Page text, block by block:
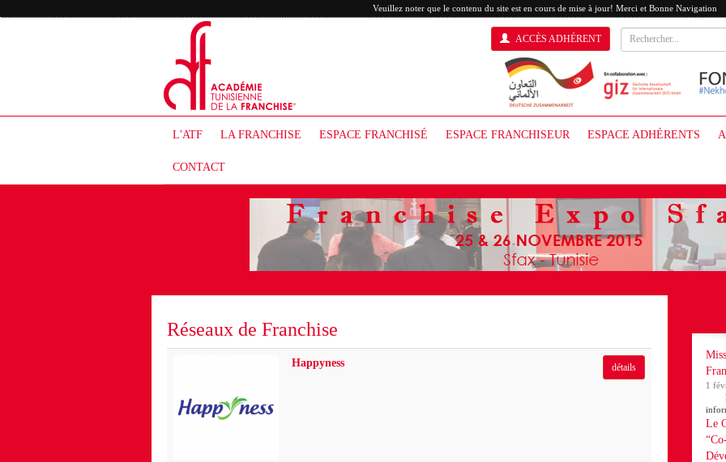
Veuillez noter que le contenu du site est en cours de mise à jour! Merci et Bonne Navigation
ACCÈS ADHÉRENT
L'ATF LA FRANCHISE ESPACE FRANCHISÉ ESPACE FRANCHISEUR ESPACE ADHÉRENTS
CONTACT
Réseaux de Franchise
Happyness détails
1
Le
Le